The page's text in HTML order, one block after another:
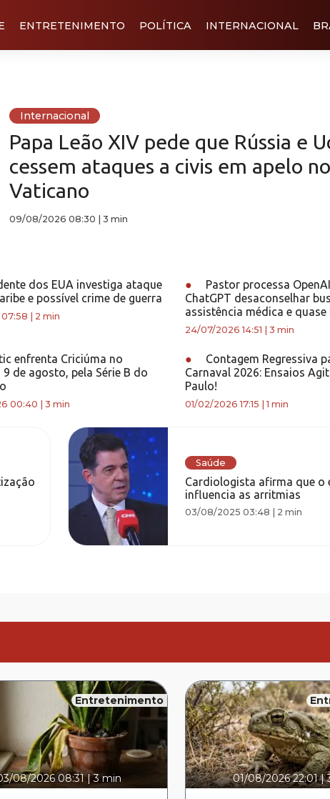
ENTRETENIMENTO POLÍTICA INTERNACIONAL
Internacional
Papa Leão XIV pede que Rússia e
cessem ataques a civis em apelo no
Vaticano
09/08/2026 08:30 3 min
dos EUA investiga ataque
e possível crime de guerra
07:58 2 min
●
Pastor processa
ChatGPT desaconselhar
assistência médica e quase
24/07/2026 14:51 3 min
enfrenta Criciúma no
de agosto, pela Série B do
00:40 3 min
●
Contagem Regressiva
Carnaval 2026: Ensaios
Paulo!
01/02/2026 17:15 |1 min
Saúde
Cardiologista afirma que o
influencia as arritmias
03/08/2025 03:48 | 2 min
Entretenimento
08/2026 08:31|3 min 01/08/2026 22:01|